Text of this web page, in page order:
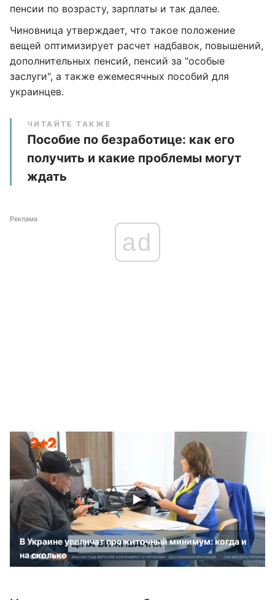
пенсии по возрасту, зарплаты и так далее.
Чиновница утверждает, что такое положение
вещей оптимизирует расчет надбавок, повышений,
дополнительных пенсий, пенсий за "особые
заслуги", а также ежемесячных пособий для
украинцев.
ЧИТАЙТЕ ТАКЖЕ
Пособие по безработице: как его
получить и какие проблемы могут
ждать
Реклама
ad
В Украине увеличат прожиточный минимум: когда и
на сколько